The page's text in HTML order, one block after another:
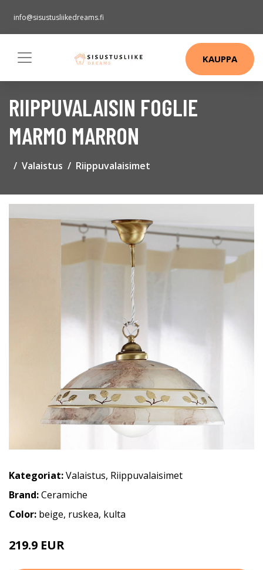
info@sisustusliikedreams.fi
KAUPPA
RIIPPUVALAISIN FOGLIE
MARMO MARRON
Valaistus Riippuvalaisimet
Kategoriat:Valaistus, Riippuvalaisimet
Brand:Ceramiche
Color: beige, ruskea, kulta
219.9 EUR